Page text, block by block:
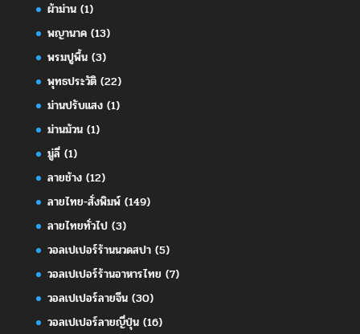
ผ้าม่าน(1)
พญานาค(13)
พรมปูพื้น(3)
พุทธประวัติ(22)
ม่านปรับแสง(1)
ม่านม้วน(1)
มู่ลี่(1)
ลายช้าง(12)
ลายไทย-สั่งพิมพ์(149)
ลายไทยทั่วไป(3)
วอลเปเปอร์ร้านนวดสปา(5)
วอลเปเปอร์ร้านอาหารไทย (7)
วอลเปเปอร์ลายจีน(30)
วอลเปเปอร์ลายญี่ปุ่น(16)